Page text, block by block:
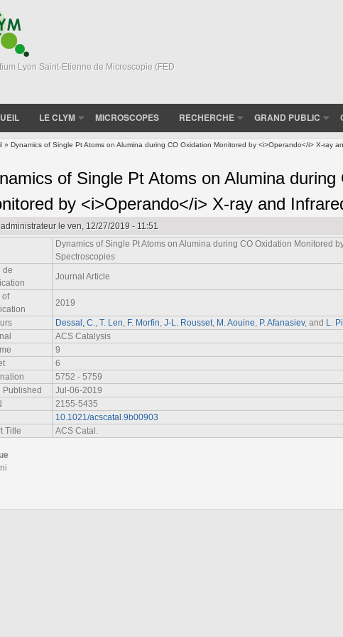
Lyon Saint-Etienne de Microscopie (FED
LE CLYM MICROSCOPES RECHERCHE GRAND PUBLIC
» Dynamics of Single Pt Atoms on Alumina during CO Oxidation Monitored by <i>Operando</i> X-ray
of Single Pt Atoms on Alumina during
by <i>Operando</i> X-ray and
administrateurle ven, 12/27/2019 - 11:51
Dynamics of Single Pt Atoms on Alumina during CO Oxidation Monitored
Spectroscopies
de
Journal Article
of
2019
Dessal, C. T. Len F. Morfin J-L. Rousset M. Aouine P. Afanasiev, and L.
ACS Catalysis
9
6
5752 - 5759
Published
Jul-06-2019
2155-5435
10.1021/acscatal.9b00903
Title
ACS Catal.